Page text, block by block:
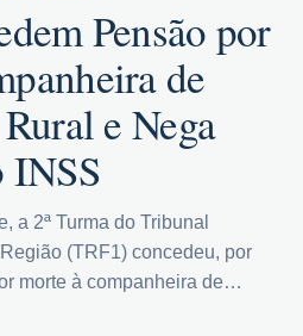
Pensão por
de
e Nega
INSS
a 2ª Turma do Tribunal
(TRF1) concedeu, por
morte à companheira de…